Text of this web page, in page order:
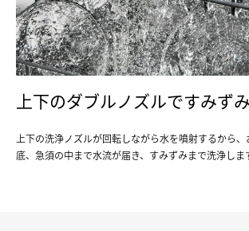
上下のダブルノズルですみず
上下の洗浄ノズルが回転しながら水を噴射するから
底、急須の中まで⽔流が届き、すみずみまで洗浄しま